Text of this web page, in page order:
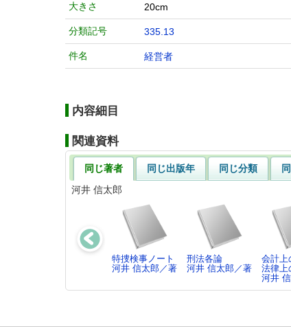
大きさ 20cm
分類記号 335.13
件名 経営者
内容細目
関連資料
同じ著者 同じ出版年 同じ分類
河井 信太郎
特捜検事ノート
河井 信太郎／著
刑法各論
河井 信太郎／著
会計上
法律上
河井